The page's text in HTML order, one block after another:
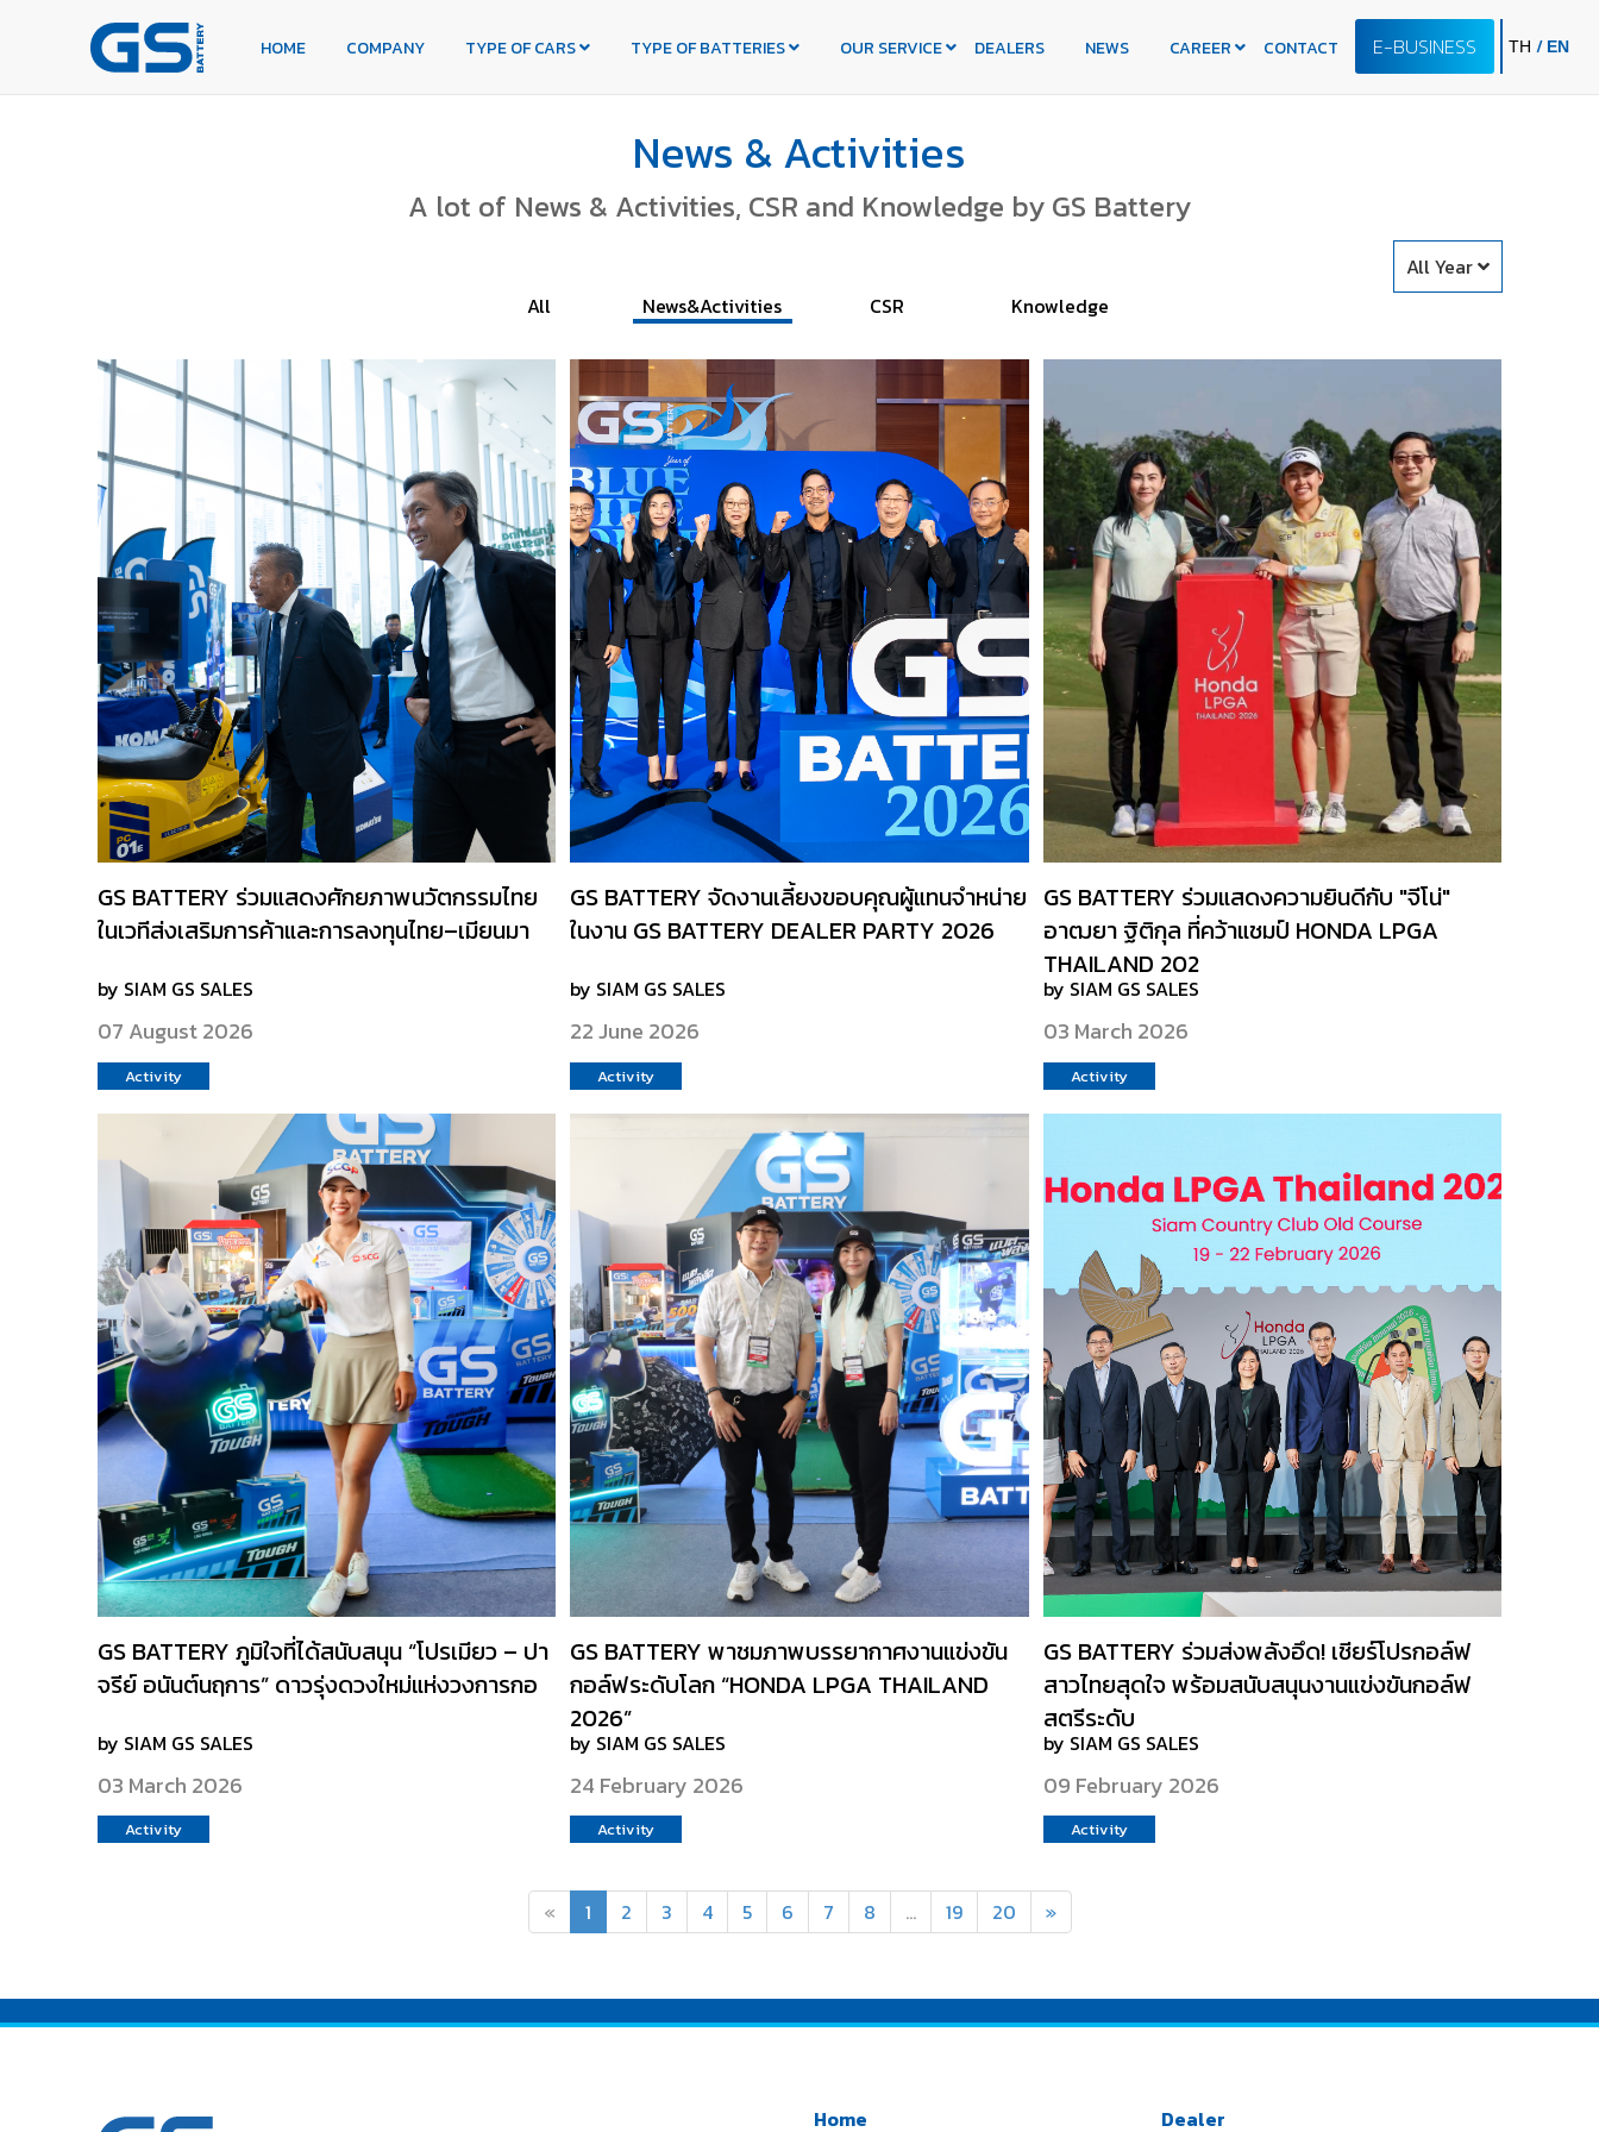
HOME COMPANY TYPE OF CARS TYPE OF BATTERIES OUR SERVICE DEALERS NEWS CAREER CONTACT E-BUSINESS TH / EN
TYPE OF BATTERIES
TYPE OF CARS
OUR SERVICE
News & Activities
A lot of News & Activities, CSR and Knowledge by GS Battery
All Year
All
News&Activities CSR Knowledge
GS BATTERY ร่วมแสดงศักยภาพนวัตกรรมไทย
ในเวทีส่งเสริมการค้าและการลงทุนไทย–เมียนมา
by SIAM GS SALES
07 August 2026
Activity
GS BATTERY จัดงานเลี้ยงขอบคุณผู้แทนจำหน่าย
ในงาน GS BATTERY DEALER PARTY 2026
by SIAM GS SALES
22 June 2026
Activity
GS BATTERY ร่วมแสดงความยินดีกับ "จีโน่"
อาฒยา ฐิติกุล ที่คว้าแชมป์ HONDA LPGA
THAILAND 202
by SIAM GS SALES
03 March 2026
Activity
GS BATTERY ภูมิใจที่ได้สนับสนุน “โปรเมียว – ปา
จรีย์ อนันต์นฤการ” ดาวรุ่งดวงใหม่แห่งวงการกอ
by SIAM GS SALES
03 March 2026
Activity
GS BATTERY พาชมภาพบรรยากาศงานแข่งขัน
กอล์ฟระดับโลก “HONDA LPGA THAILAND
2026”
by SIAM GS SALES
24 February 2026
Activity
GS BATTERY ร่วมส่งพลังอึด! เชียร์โปรกอล์ฟ
สาวไทยสุดใจ พร้อมสนับสนุนงานแข่งขันกอล์ฟ
สตรีระดับ
by SIAM GS SALES
09 February 2026
Activity
« 1 2 3 4 5 6 7 8 ... 19 20 »
Home Dealer